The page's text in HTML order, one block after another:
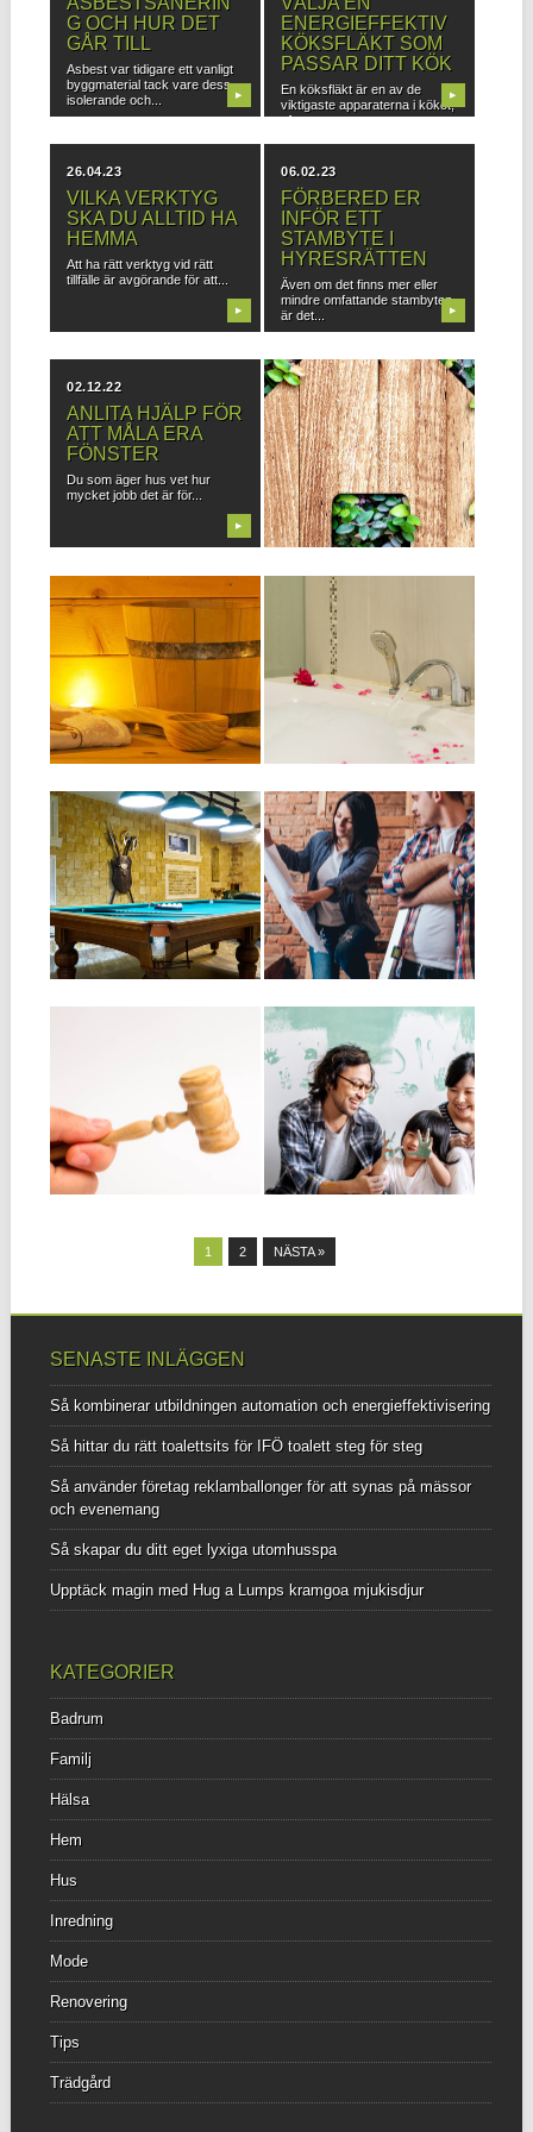
G OCH HUR DET
GÅR TILL
Asbest var tidigare ett vanligt
byggmaterial tack vare dess
isolerande och...
▶
ENERGIEFFEKTIV
KÖKSFLÄKT SOM
PASSAR DITT KÖK
En köksfläkt är en av de
viktigaste apparaterna i köket,
eftersom...
▶
26.04.23
VILKA VERKTYG
SKA DU ALLTID HA
HEMMA
Att ha rätt verktyg vid rätt
tillfälle är avgörande för att...
▶
06.02.23
FÖRBERED ER
INFÖR ETT
STAMBYTE I
HYRESRÄTTEN
Även om det finns mer eller
mindre omfattande stambyten,
är det...
▶
02.12.22
ANLITA HJÄLP FÖR
ATT MÅLA ERA
FÖNSTER
Du som äger hus vet hur
mycket jobb det är för...
▶
22.09.20
TÄNK PÅ
HÅLLBARHETEN
NÄR DU INREDER
OCH RENOVERAR
Hållbarhet blir en allt viktigare
fråga idag och vi ser en...
19.03.20
BYGGA EN BASTU
HEMMA
Att ha en bastu i hemmet är
något många drömmer om....
▶
18.11.19
BYGG ETT
HEMMASPA
Om ni på gång att renovera
ert badrum så kanske ni...
23.10.19
TIPS OCH RÅD
NÄR DU SKA
INREDA KÄLLARE
En källare var tidigare en plats
som användes till förråd och...
▶
13.05.19
UTMANINGAR VID
STORA
RENOVERINGSPR
OJEKT
Renovering täcker allt från att
tapetsera ett rum till att
bygga...
▶
Det händer inte varje gång
men tvister mellan köpare och
säljare...
05.01.19
HÅLLBARA
PRODUKTER FÖR
DIN HÄLSA OCH
EKONOMI
När du renoverar och inreder
ett hem vill du inte gå...
▶
1 2 NÄSTA »
SENASTE INLÄGGEN
Så kombinerar utbildningen automation och energieffektivisering
Så hittar du rätt toalettsits för IFÖ toalett steg för steg
Så använder företag reklamballonger för att synas på mässor
och evenemang
Så skapar du ditt eget lyxiga utomhusspa
Upptäck magin med Hug a Lumps kramgoa mjukisdjur
KATEGORIER
Badrum
Familj
Hälsa
Hem
Hus
Inredning
Mode
Renovering
Tips
Trädgård